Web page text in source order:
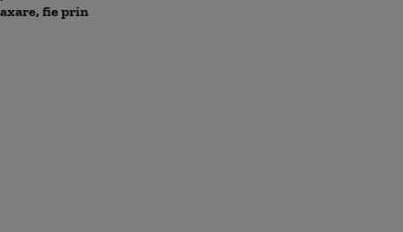
fie prin